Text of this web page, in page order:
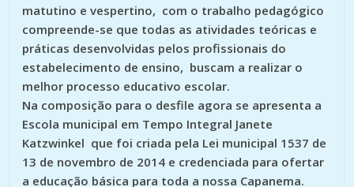
matutino e vespertino, com o trabalho pedagógico
compreende-se que todas as atividades teóricas e
práticas desenvolvidas pelos profissionais do
estabelecimento de ensino, buscam a realizar o
melhor processo educativo escolar.
Na composição para o desfile agora se apresenta a
Escola municipal em Tempo Integral Janete
Katzwinkel que foi criada pela Lei municipal 1537 de
13 de novembro de 2014 e credenciada para ofertar
a educação básica para toda a nossa Capanema.